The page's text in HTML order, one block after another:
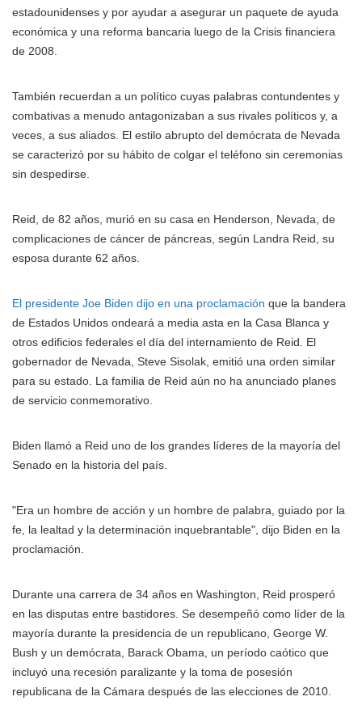
estadounidenses y por ayudar a asegurar un paquete de ayuda
económica y una reforma bancaria luego de la Crisis financiera
de 2008.
También recuerdan a un político cuyas palabras contundentes y
combativas a menudo antagonizaban a sus rivales políticos y, a
veces, a sus aliados. El estilo abrupto del demócrata de Nevada
se caracterizó por su hábito de colgar el teléfono sin ceremonias
sin despedirse.
Reid, de 82 años, murió en su casa en Henderson, Nevada, de
complicaciones de cáncer de páncreas, según Landra Reid, su
esposa durante 62 años.
El presidente Joe Biden dijo en una proclamación que la bandera
de Estados Unidos ondeará a media asta en la Casa Blanca y
otros edificios federales el día del internamiento de Reid. El
gobernador de Nevada, Steve Sisolak, emitió una orden similar
para su estado. La familia de Reid aún no ha anunciado planes
de servicio conmemorativo.
Biden llamó a Reid uno de los grandes líderes de la mayoría del
Senado en la historia del país.
"Era un hombre de acción y un hombre de palabra, guiado por la
fe, la lealtad y la determinación inquebrantable", dijo Biden en la
proclamación.
Durante una carrera de 34 años en Washington, Reid prosperó
en las disputas entre bastidores. Se desempeñó como líder de la
mayoría durante la presidencia de un republicano, George W.
Bush y un demócrata, Barack Obama, un período caótico que
incluyó una recesión paralizante y la toma de posesión
republicana de la Cámara después de las elecciones de 2010.